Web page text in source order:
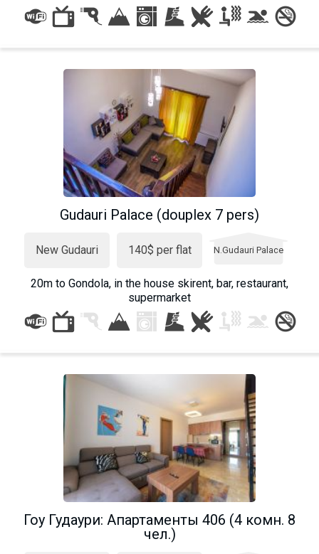
Gudauri Palace (douplex 7 pers)
New Gudauri 140$ per flat N.Gudauri Palace
20m to Gondola, in the house skirent, bar, restaurant,
supermarket
Гоу Гудаури: Апартаменты 406 (4 комн. 8
чел.)